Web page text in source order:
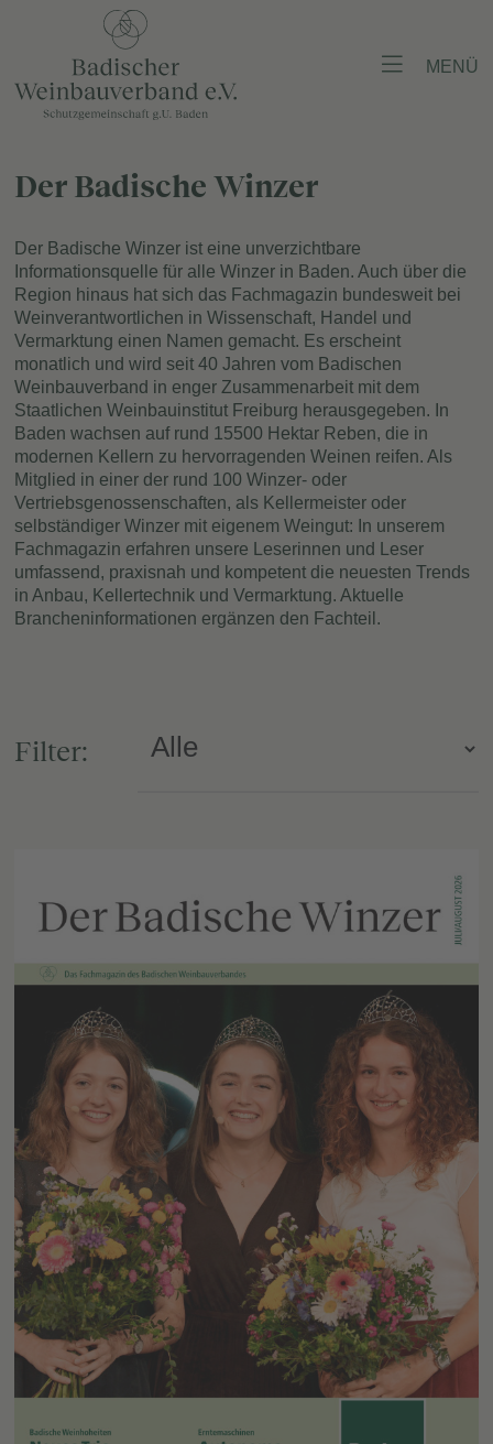
MENÜ
Der Badische Winzer
Der Badische Winzer ist eine unverzichtbare
Informationsquelle für alle Winzer in Baden. Auch über die
Region hinaus hat sich das Fachmagazin bundesweit bei
Weinverantwortlichen in Wissenschaft, Handel und
Vermarktung einen Namen gemacht. Es erscheint
monatlich und wird seit 40 Jahren vom Badischen
Weinbauverband in enger Zusammenarbeit mit dem
Staatlichen Weinbauinstitut Freiburg herausgegeben. In
Baden wachsen auf rund 15500 Hektar Reben, die in
modernen Kellern zu hervorragenden Weinen reifen. Als
Mitglied in einer der rund 100 Winzer- oder
Vertriebsgenossenschaften, als Kellermeister oder
selbständiger Winzer mit eigenem Weingut: In unserem
Fachmagazin erfahren unsere Leserinnen und Leser
umfassend, praxisnah und kompetent die neuesten Trends
in Anbau, Kellertechnik und Vermarktung. Aktuelle
Brancheninformationen ergänzen den Fachteil.
Filter: